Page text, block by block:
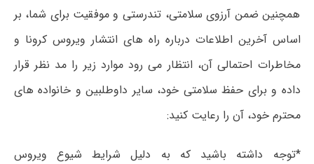
همچنین ضمن آرزوی سلامتی، تندرستی و موفقیت برای شما، بر
اساس آخرین اطلاعات درباره راه­ های انتشار ویروس کرونا و
مخاطرات احتمالی آن، انتظار می­ رود موارد زیر را مد نظر قرار
داده و برای حفظ سلامتی خود، سایر داوطلبین و خانواده­ های
محترم خود، آن را رعایت کنید:
*توجه داشته باشید که به دلیل شرایط شیوع ویروس